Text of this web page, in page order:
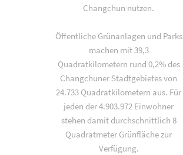
Changchun nutzen.
Öffentliche Grünanlagen und Parks
machen mit 39,3
Quadratkilometern rund 0,2% des
Changchuner Stadtgebietes von
24.733 Quadratkilometern aus. Für
jeden der 4.903.972 Einwohner
stehen damit durchschnittlich 8
Quadratmeter Grünfläche zur
Verfügung.